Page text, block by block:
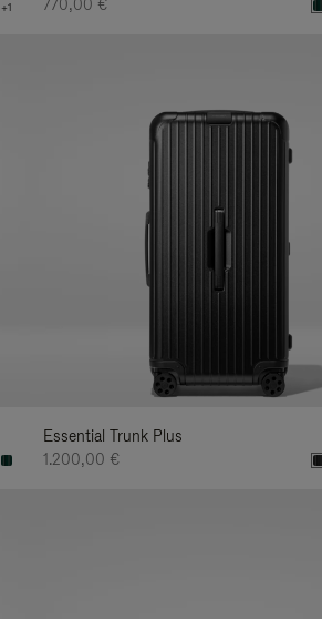
+1
770,00 €
Essential Trunk Plus
1.200,00 €